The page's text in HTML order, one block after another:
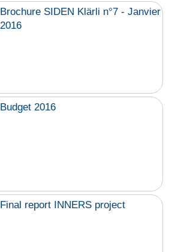
Brochure SIDEN Klärli n°7 - Janvier
2016
Budget 2016
Final report INNERS project